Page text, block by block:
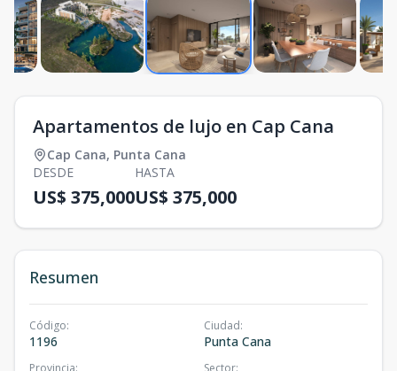
Apartamentos de lujo en Cap Cana
Cap Cana, Punta Cana
DESDE
US$ 375,000
HASTA
US$ 375,000
Resumen
Código:
1196
Ciudad:
Punta Cana